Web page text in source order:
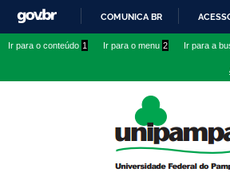
conteúdo
IR
O
COMUNICA BR
Ir para o conteúdo 1 Ir para o menu 2 Ir para a